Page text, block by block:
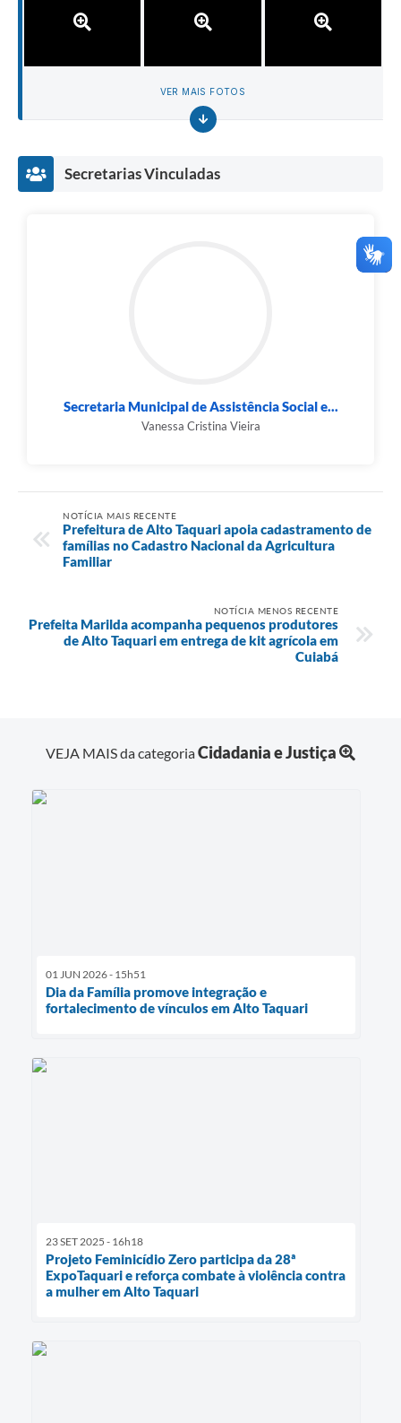
VER MAIS FOTOS
Secretarias Vinculadas
Secretaria Municipal de Assistência Social e...
Vanessa Cristina Vieira
NOTÍCIA MAIS RECENTE
Prefeitura de Alto Taquari apoia cadastramento de
famílias no Cadastro Nacional da Agricultura
Familiar
NOTÍCIA MENOS RECENTE
Prefeita Marilda acompanha pequenos produtores
de Alto Taquari em entrega de kit agrícola em
Cuiabá
VEJA MAIS da categoriaCidadania e Justiça
01 JUN 2026 - 15h51
Dia da Família promove integração e
fortalecimento de vínculos em Alto Taquari
23 SET 2025 - 16h18
Projeto Feminicídio Zero participa da 28ª
ExpoTaquari e reforça combate à violência contra
a mulher em Alto Taquari